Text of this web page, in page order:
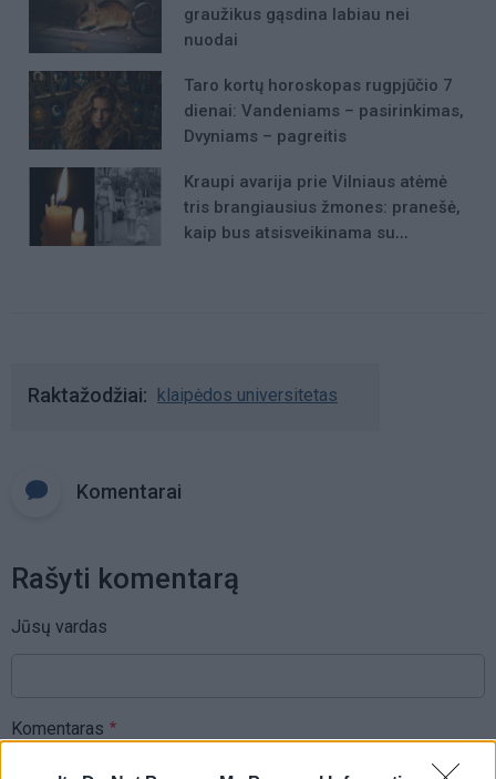
graužikus gąsdina labiau nei
nuodai
Taro kortų horoskopas rugpjūčio 7
dienai: Vandeniams – pasirinkimas,
Dvyniams – pagreitis
Kraupi avarija prie Vilniaus atėmė
tris brangiausius žmones: pranešė,
kaip bus atsisveikinama su
Raktažodžiai klaipėdos universitetas
Komentarai
Rašyti komentarą
Jūsų vardas
Komentaras